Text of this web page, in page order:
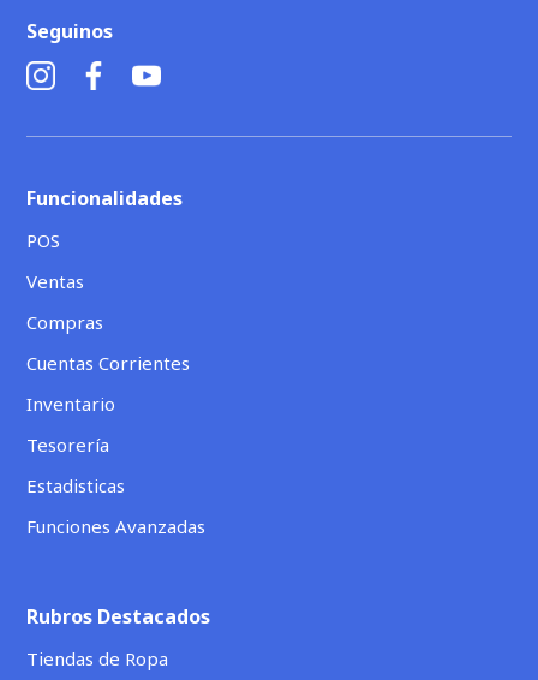
Seguinos
Funcionalidades
POS
Ventas
Compras
Cuentas Corrientes
Inventario
Tesorería
Estadisticas
Funciones Avanzadas
Rubros Destacados
Tiendas de Ropa